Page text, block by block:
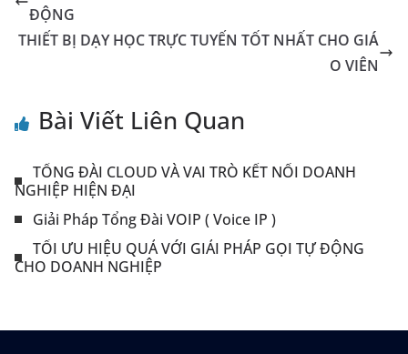
ĐỘNG
THIẾT BỊ DẠY HỌC TRỰC TUYẾN TỐT NHẤT CHO GIÁ
O VIÊN
Bài Viết Liên Quan
TỔNG ĐÀI CLOUD VÀ VAI TRÒ KẾT NỐI DOANH
NGHIỆP HIỆN ĐẠI
Giải Pháp Tổng Đài VOIP ( Voice IP )
TỐI ƯU HIỆU QUẢ VỚI GIẢI PHÁP GỌI TỰ ĐỘNG
CHO DOANH NGHIỆP